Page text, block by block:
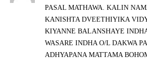
PASAL MATHAWA. KALIN
KANISHTA DVEETHIYIKA
KIYANNE BALANSHAYE
WASARE INDHA O/L DAKWA
ADHYAPANA MATTAMA